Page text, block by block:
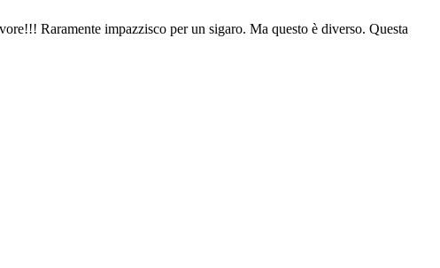
Raramente impazzisco per un sigaro. Ma questo è diverso. Questa